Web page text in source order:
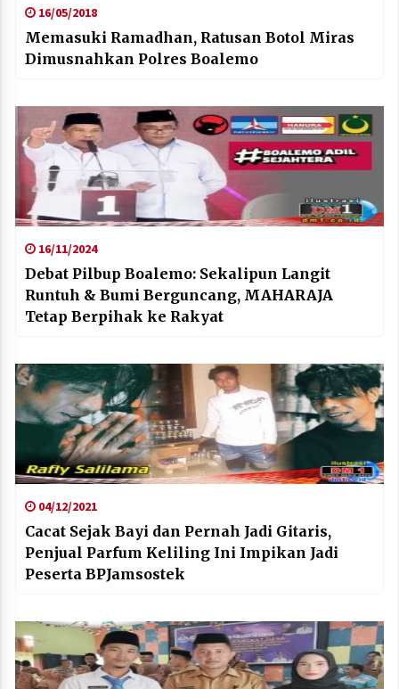
16/05/2018
Memasuki Ramadhan, Ratusan Botol Miras
Dimusnahkan Polres Boalemo
16/11/2024
Debat Pilbup Boalemo: Sekalipun Langit
Runtuh & Bumi Berguncang, MAHARAJA
Tetap Berpihak ke Rakyat
04/12/2021
Cacat Sejak Bayi dan Pernah Jadi Gitaris,
Penjual Parfum Keliling Ini Impikan Jadi
Peserta BPJamsostek